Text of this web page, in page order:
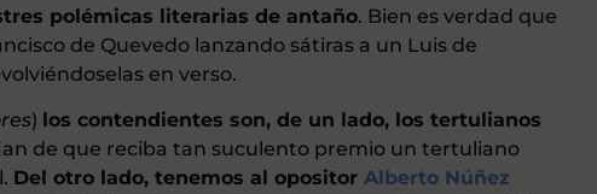
polémicas literarias de antaño. Bien es verdad que
de Quevedo lanzando sátiras a un Luis de
en verso.
) los contendientes son, de un lado, los tertulianos
de que reciba tan suculento premio un tertuliano
Del otro lado, tenemos al opositor Alberto Núñez